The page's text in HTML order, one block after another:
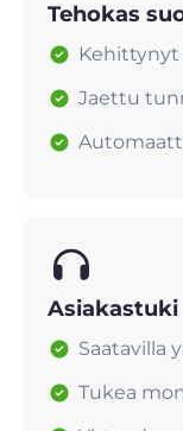
Tehokas
Kehittynyt
Jaettu
Asiakastuki
Saatavilla
Tukea